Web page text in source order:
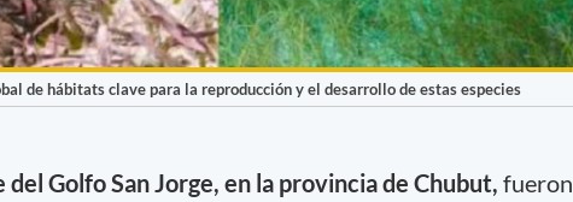
de hábitats clave para la reproducción y el desarrollo de estas especies
del Golfo San Jorge, en la provincia de Chubut, fueron